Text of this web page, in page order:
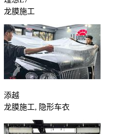
龙膜施工
添越
龙膜施工, 隐形车衣